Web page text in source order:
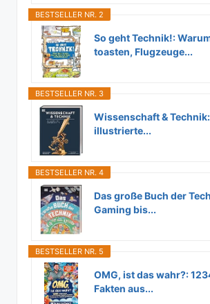
BESTSELLER NR. 2
So geht Technik!:
toasten, Flugzeuge...
BESTSELLER NR. 3
Wissenschaft &
illustrierte...
BESTSELLER NR. 4
Das große Buch der
Gaming bis...
BESTSELLER NR. 5
OMG, ist das wahr?:
Fakten aus...